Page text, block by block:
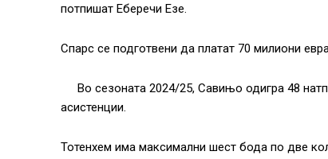
потпишат Еберечи Езе.
Спарс се подготвени да платат 70 милиони
Во сезоната 2024/25, Савињо одигра 48
асистенции.
Тотенхем има максимални шест бода по две